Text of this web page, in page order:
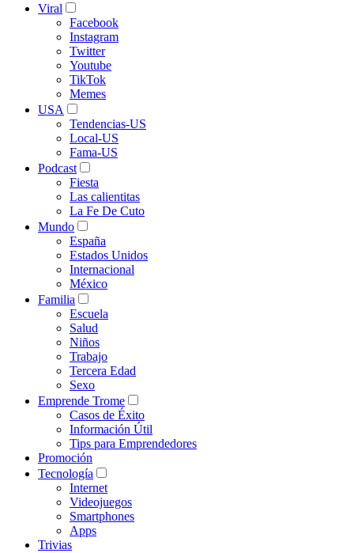
Viral
Facebook
Instagram
Twitter
Youtube
TikTok
Memes
USA
Tendencias-US
Local-US
Fama-US
Podcast
Fiesta
Las calientitas
La Fe De Cuto
Mundo
España
Estados Unidos
Internacional
México
Familia
Escuela
Salud
Niños
Trabajo
Tercera Edad
Sexo
Emprende Trome
Casos de Éxito
Información Útil
Tips para Emprendedores
Promoción
Tecnología
Internet
Videojuegos
Smartphones
Apps
Trivias